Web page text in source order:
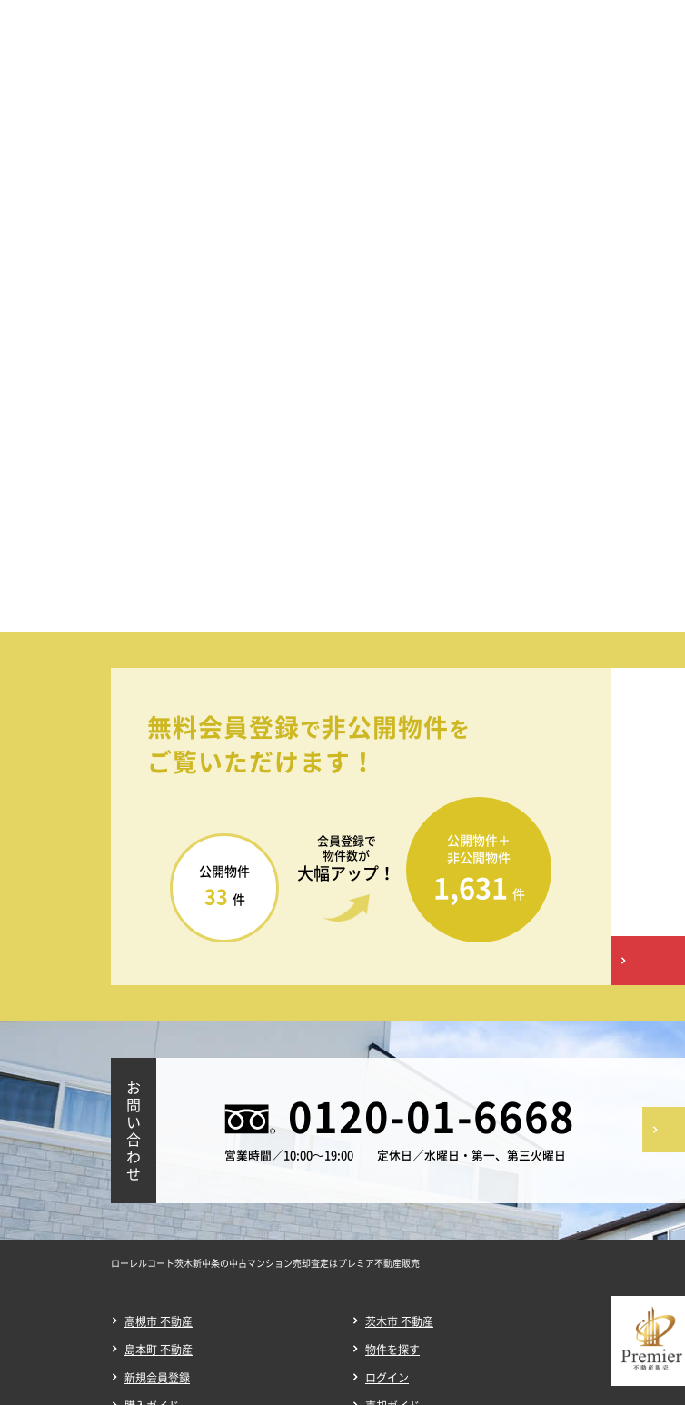
無料会員登録で非公開物件を
ご覧いただけます！
会員登録で
物件数が
大幅アップ！
公開物件
33 件
公開物件＋
非公開物件
1,631 件
お
問
い
合
わ
せ
0120-01-6668
営業時間／10:00～19:00 定休日／水曜日・第一、第三火曜日
ローレルコート茨木新中条の中古マンション売却査定はプレミア不動産販売
高槻市 不動産
茨木市 不動産
島本町 不動産
物件を探す
新規会員登録
ログイン